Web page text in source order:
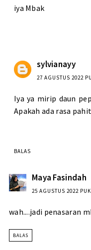
iya Mbak
sylvianayy
27 AGUSTUS 2022
Iya ya mirip daun
Apakah ada rasa
BALAS
Maya Fasindah
25 AGUSTUS 2022
wah....jadi penasaran
BALAS